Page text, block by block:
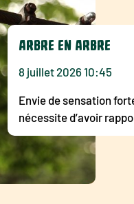
ARBRE EN ARBRE
8 juillet 2026 10:45
Envie de sensation
nécessite d’avoir